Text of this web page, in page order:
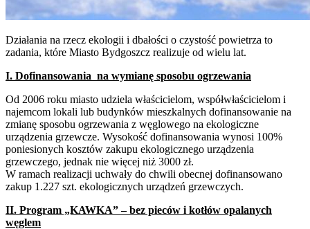
Działania na rzecz ekologii i dbałości o czystość powietrza to
zadania, które Miasto Bydgoszcz realizuje od wielu lat.
I. Dofinansowania na wymianę sposobu ogrzewania
Od 2006 roku miasto udziela właścicielom, współwłaścicielom i
najemcom lokali lub budynków mieszkalnych dofinansowanie na
zmianę sposobu ogrzewania z węglowego na ekologiczne
urządzenia grzewcze. Wysokość dofinansowania wynosi 100%
poniesionych kosztów zakupu ekologicznego urządzenia
grzewczego, jednak nie więcej niż 3000 zł.
W ramach realizacji uchwały do chwili obecnej dofinansowano
zakup 1.227 szt. ekologicznych urządzeń grzewczych.
II. Program „KAWKA” – bez pieców i kotłów opalanych
węglem